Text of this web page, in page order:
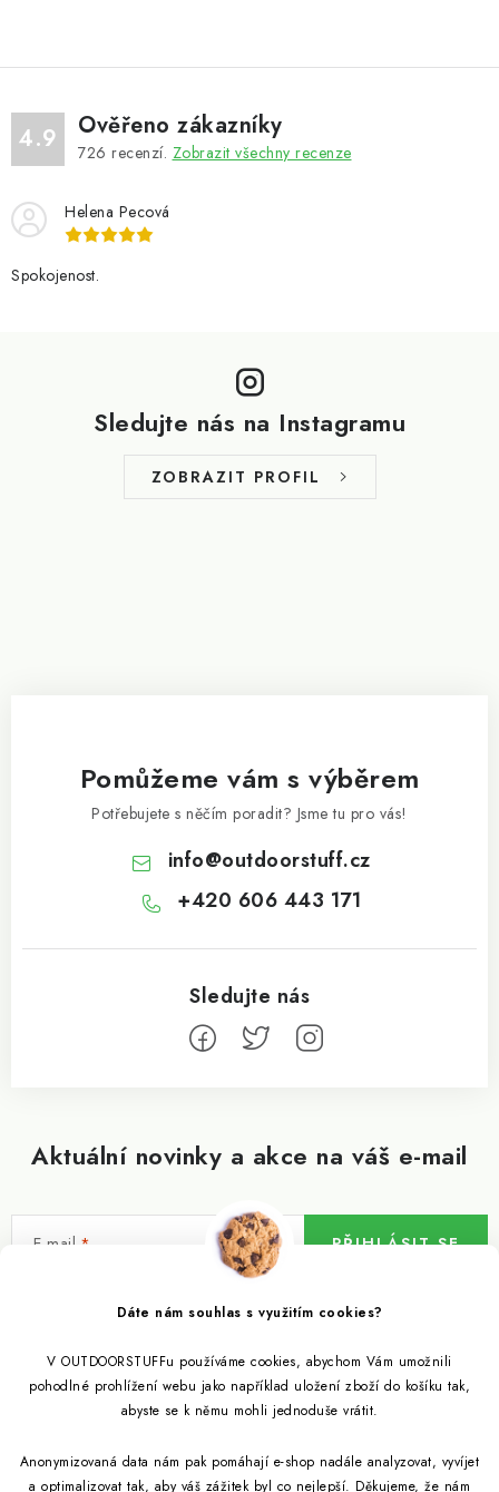
Dáte nám souhlas s využitím cookies?
V OUTDOORSTUFFu používáme cookies, abychom Vám umožnili
pohodlné prohlížení webu jako například uložení zboží do košíku tak,
abyste se k němu mohli jednoduše vrátit.
Anonymizovaná data nám pak pomáhají e-shop nadále analyzovat, vyvíjet
a optimalizovat tak, aby váš zážitek byl co nejlepší. Děkujeme, že nám
4.9 Ověřeno zákazníky
726 recenzí. Zobrazit všechny recenze
Helena Pecová
Spokojenost.
Sledujte nás na Instagramu
ZOBRAZIT PROFIL
Aktuální novinky a akce na váš e-mail
E-mail
Vložením e-mailu souhlasíte spodmínkami ochrany osobních údajů
PŘIHLÁSIT SE
Pomůžeme vám s výběrem
Potřebujete s něčím poradit? Jsme tu pro vás!
info@outdoorstuff.cz
+420 606 443 171
Informace pro vás
Outdoor blog
Věrnostní program
Citronela a její účinky